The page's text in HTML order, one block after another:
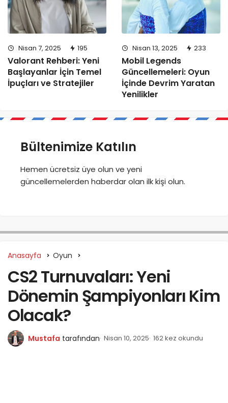
Nisan 7, 2025 195
Valorant Rehberi: Yeni
Başlayanlar İçin Temel
İpuçları ve Stratejiler
Nisan 13, 2025 233
Mobil Legends
Güncellemeleri: Oyun
İçinde Devrim Yaratan
Yenilikler
Bültenimize Katılın
Hemen ücretsiz üye olun ve yeni
güncellemelerden haberdar olan ilk kişi olun.
Anasayfa Oyun
CS2 Turnuvaları: Yeni
Dönemin Şampiyonları Kim
Olacak?
Mustafa tarafından Nisan 10, 2025 162 kez okundu